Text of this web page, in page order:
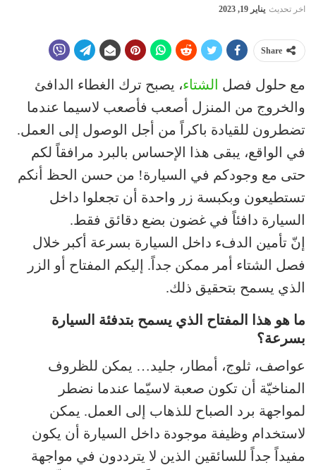
اخر تحديث يناير 19, 2023
Share
مع حلول فصل الشتاء، يصبح ترك الغطاء الدافئ
والخروج من المنزل أصعب فأصعب لاسيما عندما
تضطرون للقيادة باكراً من أجل الوصول إلى العمل.
في الواقع، يبقى هذا الإحساس بالبرد مرافقاً لكم
حتى مع وجودكم في السيارة! من حسن الحظ أنكم
تستطيعون وبكبسة زر واحدة أن تجعلوا داخل
السيارة دافئاً في غضون بضع دقائق فقط.
إنّ تأمين الدفء داخل السيارة بسرعة أكبر خلال
فصل الشتاء أمر ممكن جداً. إليكم المفتاح أو الزر
الذي يسمح بتحقيق ذلك.
ما هو هذا المفتاح الذي يسمح بتدفئة السيارة
بسرعة؟
عواصف، ثلوج، أمطار، جليد… يمكن للظروف
المناخيّة أن تكون صعبة لاسيّما عندما نضطر
لمواجهة برد الصباح للذهاب إلى العمل. يمكن
لاستخدام وظيفة موجودة داخل السيارة أن يكون
مفيداً جداً للسائقين الذين لا يترددون في مواجهة